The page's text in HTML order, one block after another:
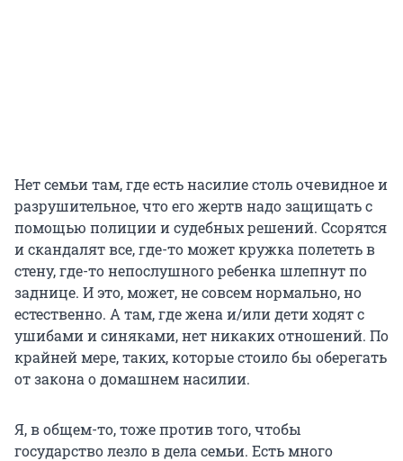
Нет семьи там, где есть насилие столь очевидное и
разрушительное, что его жертв надо защищать с
помощью полиции и судебных решений. Ссорятся
и скандалят все, где-то может кружка полететь в
стену, где-то непослушного ребенка шлепнут по
заднице. И это, может, не совсем нормально, но
естественно. А там, где жена и/или дети ходят с
ушибами и синяками, нет никаких отношений. По
крайней мере, таких, которые стоило бы оберегать
от закона о домашнем насилии.
Я, в общем-то, тоже против того, чтобы
государство лезло в дела семьи. Есть много